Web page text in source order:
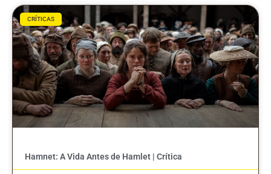
CRÍTICAS
Hamnet: A Vida Antes de Hamlet | Crítica